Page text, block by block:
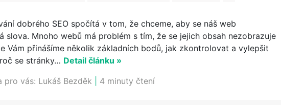
dobrého SEO spočítá v tom, že chceme, aby se náš web
slova. Mnoho webů má problém s tím, že se jejich obsah nezobrazuje
Vám přinášíme několik základních bodů, jak zkontrolovat a vylepšit
se stránky… Detail článku »
pro vás: Lukáš Bezděk 4 minuty čtení